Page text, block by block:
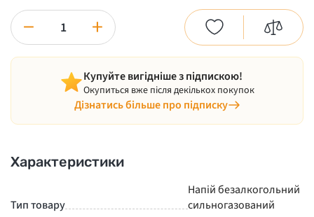
− +
Купуйте вигідніше з підпискою!
Окупиться вже після декількох покупок
Дізнатись більше про підписку
Характеристики
Тип товару
Напій безалкогольний
сильногазований